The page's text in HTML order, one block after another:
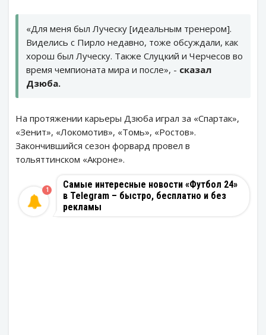
«Для меня был Луческу [идеальным тренером].
Виделись с Пирло недавно, тоже обсуждали, как
хорош был Луческу. Также Слуцкий и Черчесов во
время чемпионата мира и после», - сказал
Дзюба.
На протяжении карьеры Дзюба играл за «Спартак»,
«Зенит», «Локомотив», «Томь», «Ростов».
Закончившийся сезон форвард провел в
тольяттинском «Акроне».
Самые интересные новости «Футбол 24»
в Telegram – быстро, бесплатно и без
рекламы
1